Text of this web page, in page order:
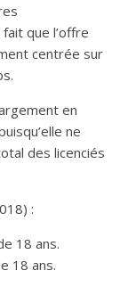
que l’offre
centrée sur
en
ne
des licenciés
:
18 ans.
18 ans.